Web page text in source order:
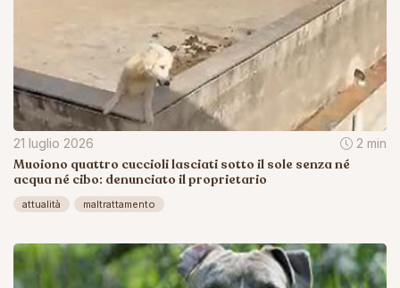
21 luglio 2026 2 min
Muoiono quattro cuccioli lasciati sotto il sole senza né
acqua né cibo: denunciato il proprietario
attualità maltrattamento